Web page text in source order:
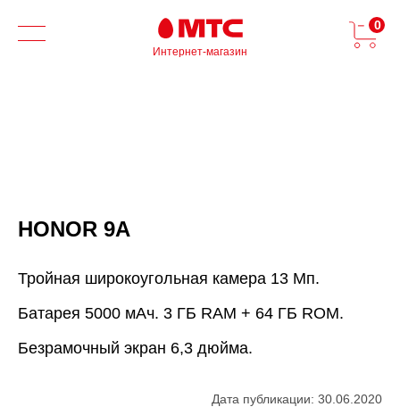
Интернет-магазин
0
HONOR 9A
Тройная широкоугольная камера 13 Мп.
Батарея 5000 мАч. 3 ГБ RAM + 64 ГБ ROM.
Безрамочный экран 6,3 дюйма.
Дата публикации: 30.06.2020